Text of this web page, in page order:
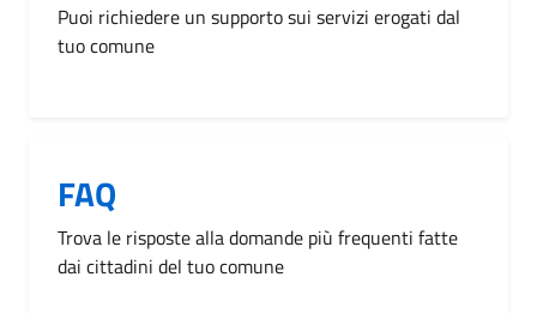
Puoi richiedere un supporto sui servizi erogati dal
tuo comune
FAQ
Trova le risposte alla domande più frequenti fatte
dai cittadini del tuo comune